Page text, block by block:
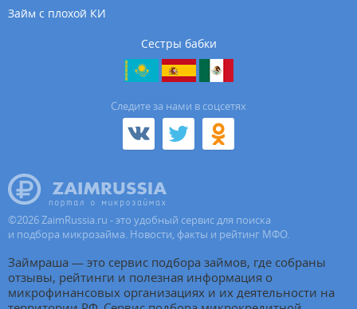
Займ с плохой КИ
Сестры бабки
Cледите за нами в соцсетях
©2026ZaimRussia.ru - это удобный сервис для поиска
и подбора микрозайма. Новости, факты и рейтинг МФО.
Займраша — это сервис подбора займов, где собраны
отзывы, рейтинги и полезная информация о
микрофинансовых организациях и их деятельности на